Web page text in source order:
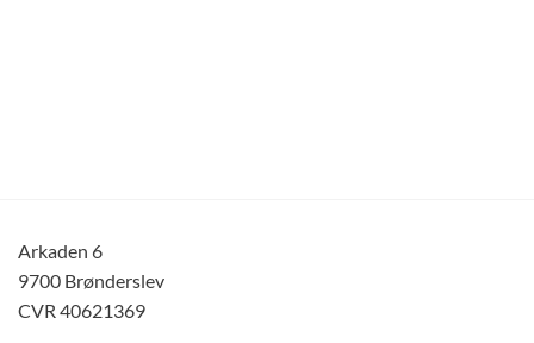
Arkaden 6
9700 Brønderslev
CVR 40621369